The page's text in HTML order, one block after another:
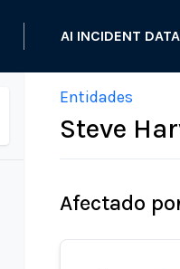
AI INCIDENT
Entidades
Steve
Afectado